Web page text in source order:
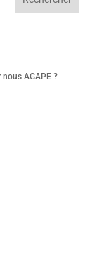
AGAPE ?